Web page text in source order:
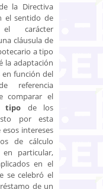
la Directiva
el sentido de
carácter
cláusula de
a tipo
la adaptación
función del
referencia
comparar el
tipo de los
por esta
intereses
de cálculo
en particular,
en el
se celebró el
de un